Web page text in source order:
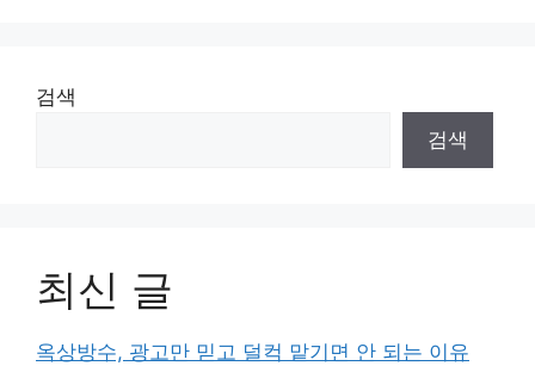
검색
검색
최신 글
옥상방수, 광고만 믿고 덜컥 맡기면 안 되는 이유